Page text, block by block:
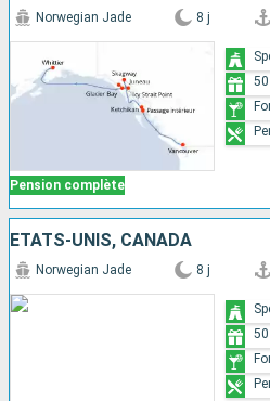
Pension complète
Norwegian Jade 8 j
ÉTATS-UNIS, CANADA
Norwegian Jade 8 j